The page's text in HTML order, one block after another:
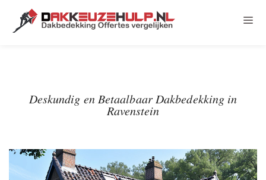
Deskundig en Betaalbaar Dakbedekking in
Ravenstein